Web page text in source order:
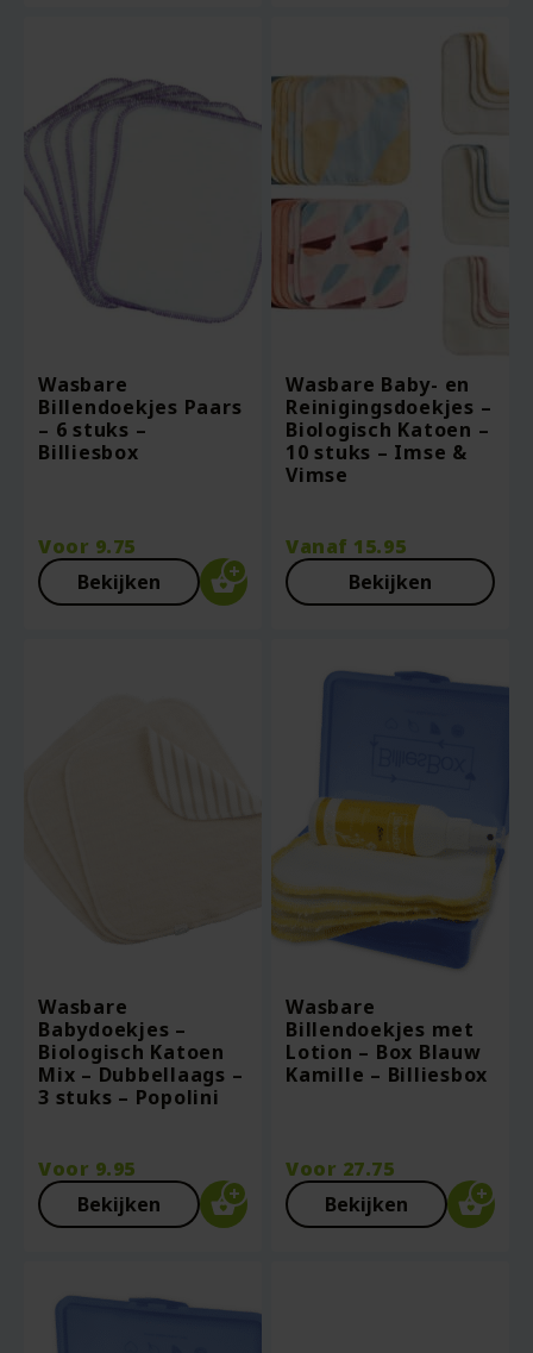
Wasbare
Billendoekjes Paars
– 6 stuks –
Billiesbox
Voor 9.75
Bekijken
Wasbare Baby- en
Reinigingsdoekjes –
Biologisch Katoen –
10 stuks – Imse &
Vimse
Vanaf 15.95
Bekijken
Wasbare
Babydoekjes –
Biologisch Katoen
Mix – Dubbellaags –
3 stuks – Popolini
Voor 9.95
Bekijken
Wasbare
Billendoekjes met
Lotion – Box Blauw
Kamille – Billiesbox
Voor 27.75
Bekijken